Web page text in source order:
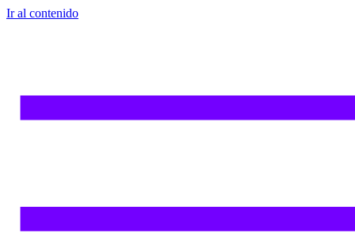
Ir al contenido